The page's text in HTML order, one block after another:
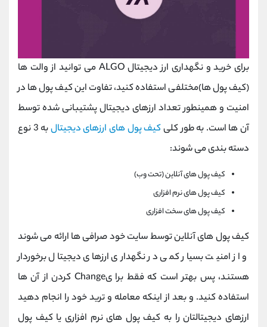
برای خرید و نگهداری ارز دیجیتال ALGO می توانید از والت ها
(کیف پول ها)مختلفی استفاده کنید، تفاوت این کیف پول ها در
امنیت و همینطور تعداد ارزهای دیجیتال پشتیبانی شده توسط
آن ها است. به طور کلیکیف پول های ارزهای دیجیتال
به 3 نوع
دسته بندی می شوند:
کیف پول های آنلاین (تحت وب)
کیف پول های نرم افزاری
کیف پول های سخت افزاری
کیف پول های آنلاین توسط سایت خود صرافی ها ارائه می شوند
و از امنیت بسیار کمی در نگهداری ارزهای دیجیتال برخوردار
هستند، پس بهتر است که فقط برا یChange کردن از آن ها
استفاده کنید. و بعد از اینکه معامله و ترید خود را انجام دهید
ارزهای دیجیتالتان را به کیف پول های نرم افزاری یا کیف پول